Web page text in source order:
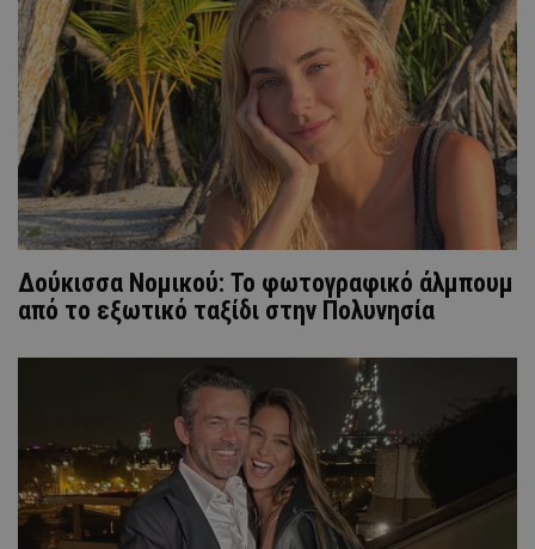
Δούκισσα Νομικού: Το φωτογραφικό άλμπουμ
από το εξωτικό ταξίδι στην Πολυνησία